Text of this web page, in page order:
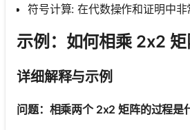
符号计算: 在代数操作和证明中非
示例：如何相乘 2x2 矩
详细解释与示例
问题：相乘两个 2x2 矩阵的过程是